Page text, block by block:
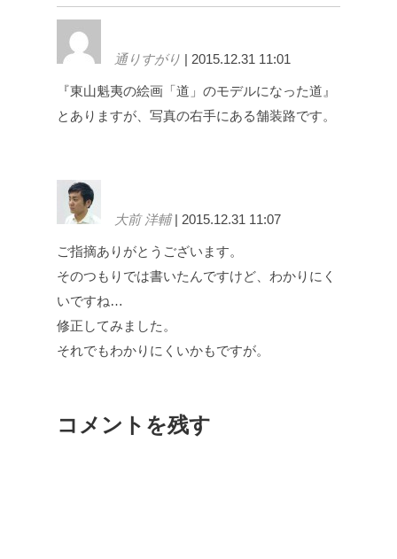
通りすがり | 2015.12.31 11:01
『東山魁夷の絵画「道」のモデルになった道』
とありますが、写真の右手にある舗装路です。
大前 洋輔| 2015.12.31 11:07
ご指摘ありがとうございます。
そのつもりでは書いたんですけど、わかりにく
いですね…
修正してみました。
それでもわかりにくいかもですが。
コメントを残す